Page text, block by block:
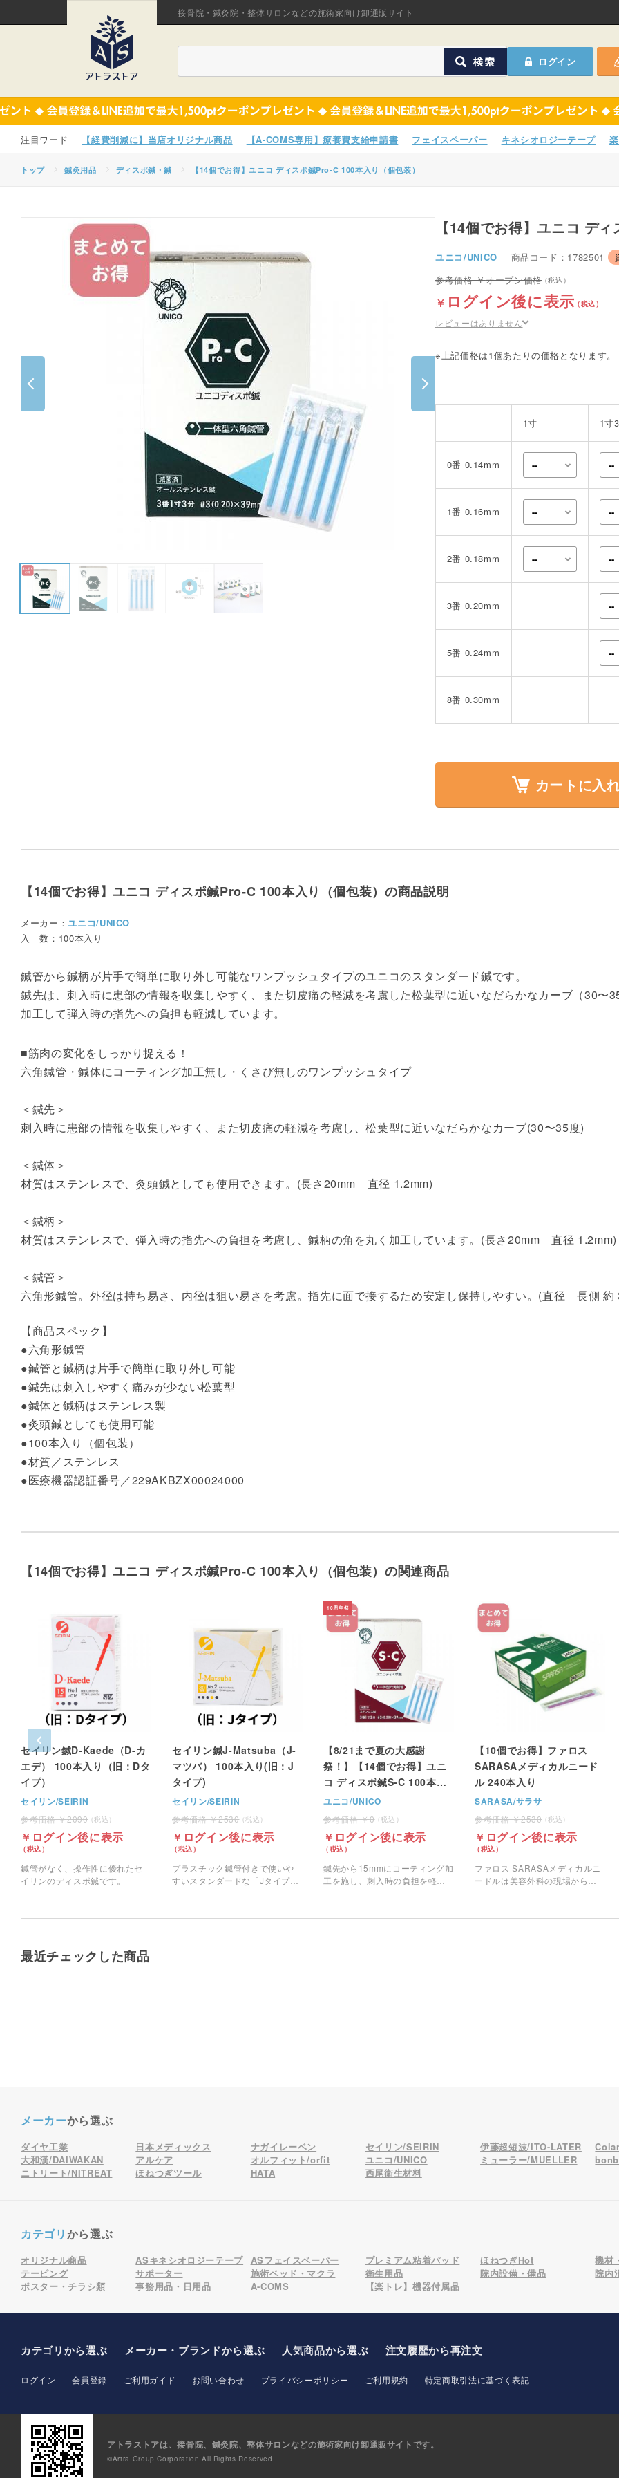
接骨院・鍼灸院・整体サロンなどの施術家向け卸通販サイト
ログイン
オリジナル商品
サポーター
衛生用品
A-COMS
【経費削減に】当店オリジナル商品 【A-COMS専用】療養費支給申請書 フェイスペーパー キネシオロジーテープ
トップ 鍼灸用品 ディスポ鍼・鍼 【14個でお得】ユニコ ディスポ鍼Pro-C 100本入り（個包装）
【14個でお得】ユニコ
ユニコ/UNICO 商品コード：1782501
オープン価格
ログイン後に表示
レビューはありません
※上記価格は1個あたりの価格となります。
1寸 1寸
0番 0.14mm
1番 0.16mm
2番 0.18mm
3番 0.20mm
5番 0.24mm
8番 0.30mm
カートに入
【14個でお得】ユニコ ディスポ鍼Pro-C 100本入り（個包装）の商品説明
メーカー：ユニコ/UNICO
入 数：100本入り
鍼管から鍼柄が片手で簡単に取り外し可能なワンプッシュタイプのユニコのスタンダード鍼です。
鍼先は、刺入時に患部の情報を収集しやすく、また切皮痛の軽減を考慮した松葉型に近いなだらかなカーブ（30
加工して弾入時の指先への負担も軽減しています。
■筋肉の変化をしっかり捉える！
六角鍼管・鍼体にコーティング加工無し・くさび無しのワンプッシュタイプ
＜鍼先＞
刺入時に患部の情報を収集しやすく、また切皮痛の軽減を考慮し、松葉型に近いなだらかなカーブ(30〜35度)
＜鍼体＞
材質はステンレスで、灸頭鍼としても使用できます。(長さ20mm 直径 1.2mm)
＜鍼柄＞
材質はステンレスで、弾入時の指先への負担を考慮し、鍼柄の角を丸く加工しています。(長さ20mm 直径 1.2mm)
＜鍼管＞
六角形鍼管。外径は持ち易さ、内径は狙い易さを考慮。指先に面で接するため安定し保持しやすい。(直径 長側
【商品スペック】
●六角形鍼管
●鍼管と鍼柄は片手で簡単に取り外し可能
●鍼先は刺入しやすく痛みが少ない松葉型
●鍼体と鍼柄はステンレス製
●灸頭鍼としても使用可能
●100本入り（個包装）
●材質／ステンレス
●医療機器認証番号／229AKBZX00024000
【14個でお得】ユニコ ディスポ鍼Pro-C 100本入り（個包装）の関連商品
セイリン鍼D-Kaede（D-カ
エデ） 100本入り（旧：Dタ
イプ）
セイリン/SEIRIN
2090
ログイン後に表示
鍼管がなく、操作性に優れたセ
イリンのディスポ鍼です。
セイリン鍼J-Matsuba（J-
マツバ） 100本入り(旧：J
タイプ)
セイリン/SEIRIN
2530
ログイン後に表示
プラスチック鍼管付きで使いや
すいスタンダードな「Jタイプ」
【8/21まで夏の大感謝
祭！】【14個でお得】ユニ
コ ディスポ鍼S-C 100本入
り（個包装）
ユニコ/UNICO
0
ログイン後に表示
鍼先から15mmにコーティング加
工を施し、刺入時の負担を軽減
【10個でお得】ファロス
SARASAメディカルニード
ル 240本入り
SARASA/サラサ
2530
ログイン後に表示
ファロス SARASAメディカルニ
ードルは美容外科の現場から生
最近チェックした商品
メーカーから選ぶ
ダイヤ工業 日本メディックス ナガイレーベン セイリン/SEIRIN 伊藤超短波/ITO-LATER
大和漢/DAIWAKAN
アルケア オルフィット/orfit ユニコ/UNICO ミューラー/MUELLER
ニトリート/NITREAT
ほねつぎツール HATA 西尾衛生材料
カテゴリから選ぶ
オリジナル商品 ASキネシオロジーテープ ASフェイスペーパー プレミアム粘着パッド ほねつぎHot
機材
テーピング
サポーター 施術ベッド・マクラ 衛生用品 院内設備・備品
院内
ポスター・チラシ類
事務用品・日用品 A-COMS 【楽トレ】機器付属品
カテゴリから選ぶ メーカー ・ブランドから選ぶ 人気商品から選ぶ 注文履歴から再注文
ログイン 会員登録 ご利用ガイド お問い合わせ プライバシーポリシー ご利用規約 特定商取引法に基づく表記
アトラストアは、接骨院、鍼灸院、整体サロンなどの施術家向け卸通販サイトです。
©Artra Group Corporation All Rights Reserved.
ほねつぎHot
鍼灸用品
サポーター
ポスター・チラシ類
A-COMS
アウトレット